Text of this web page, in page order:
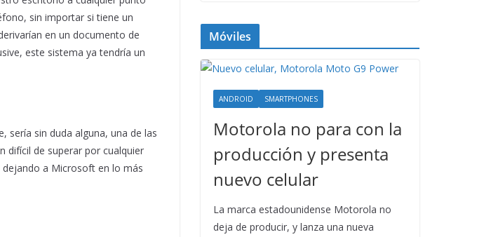
sin importar si tiene un
en un documento de
este sistema ya tendría un
sería sin duda alguna, una de las
difícil de superar por cualquier
dejando a Microsoft en lo más
Móviles
ANDROID SMARTPHONES
Motorola no para con la
producción y presenta
nuevo celular
La marca estadounidense Motorola no
deja de producir, y lanza una nueva